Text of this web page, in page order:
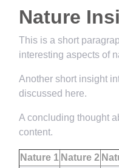
Nature
This is a short
interesting aspects of
Another short insight
discussed here.
A concluding thought
content.
Nature 1 Nature 2